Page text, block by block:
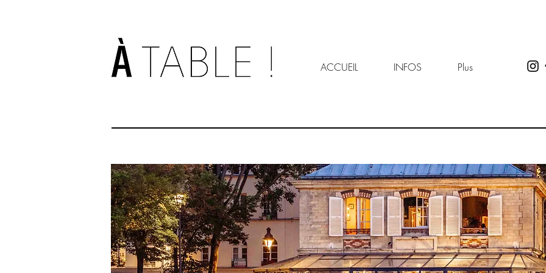
ACCUEIL INFOS Plus